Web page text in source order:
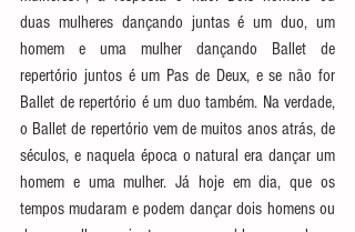
duas mulheres dançando juntas é um duo, um
homem e uma mulher dançando Ballet de
repertório juntos é um Pas de Deux, e se não for
Ballet de repertório é um duo também. Na verdade,
o Ballet de repertório vem de muitos anos atrás, de
séculos, e naquela época o natural era dançar um
homem e uma mulher. Já hoje em dia, que os
tempos mudaram e podem dançar dois homens ou